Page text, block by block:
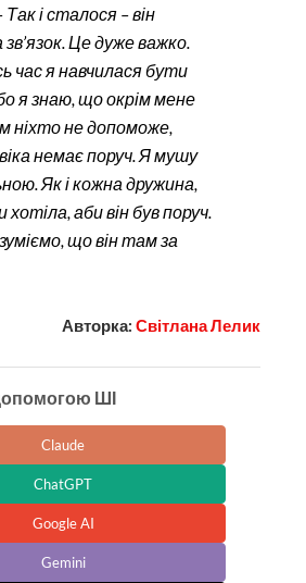
і сталося – він
Це дуже важко.
час я навчилася бути
я знаю, що окрім мене
ніхто не допоможе,
немає поруч. Я мушу
Як і кожна дружина,
хотіла, аби він був поруч.
що він там за
Авторка: Світлана Лелик
ШІ
Claude
ChatGPT
Google AI
Gemini